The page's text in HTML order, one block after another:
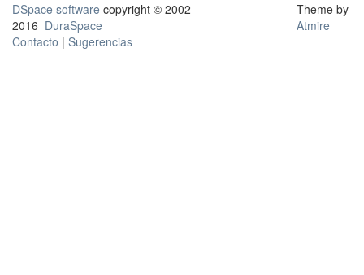
DSpace software copyright © 2002-
2016 DuraSpace
Contacto | Sugerencias
Theme by
Atmire